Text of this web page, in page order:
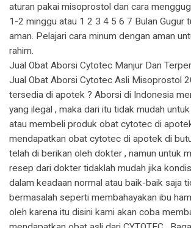
aturan pakai misoprostol dan cara
1-2 minggu atau 1 2 3 4 5 6 7 Bulan Gugur
aman. Pelajari cara minum dengan aman
rahim.
Jual Obat Aborsi Cytotec Manjur Dan
Jual Obat Aborsi Cytotec Asli Misoprostol
tersedia di apotek ? Aborsi di Indonesia
yang ilegal , maka dari itu tidak mudah
atau membeli produk obat cytotec di
mendapatkan obat cytotec di apotek di
telah di berikan oleh dokter , namun untuk
resep dari dokter tidaklah mudah jika
dalam keadaan normal atau baik-baik saja
bermasalah seperti membahayakan ibu
oleh karena itu disini kami akan coba